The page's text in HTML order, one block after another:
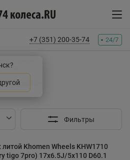
+7 (351) 200-35-74 24/7
Фильтры
Khomen Wheels KHW1710
tigo 7pro) 17x6.5J/5x110 D60.1